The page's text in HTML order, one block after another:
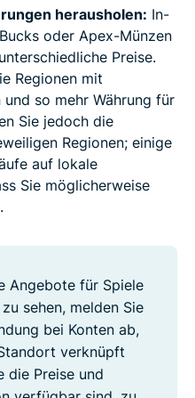
herausholen: In-
oder Apex-Münzen
Preise.
Regionen mit
so mehr Währung für
Sie jedoch die
Regionen; einige
auf lokale
Sie möglicherweise
Angebote für Spiele
sehen, melden Sie
bei Konten ab,
verknüpft
die Preise und